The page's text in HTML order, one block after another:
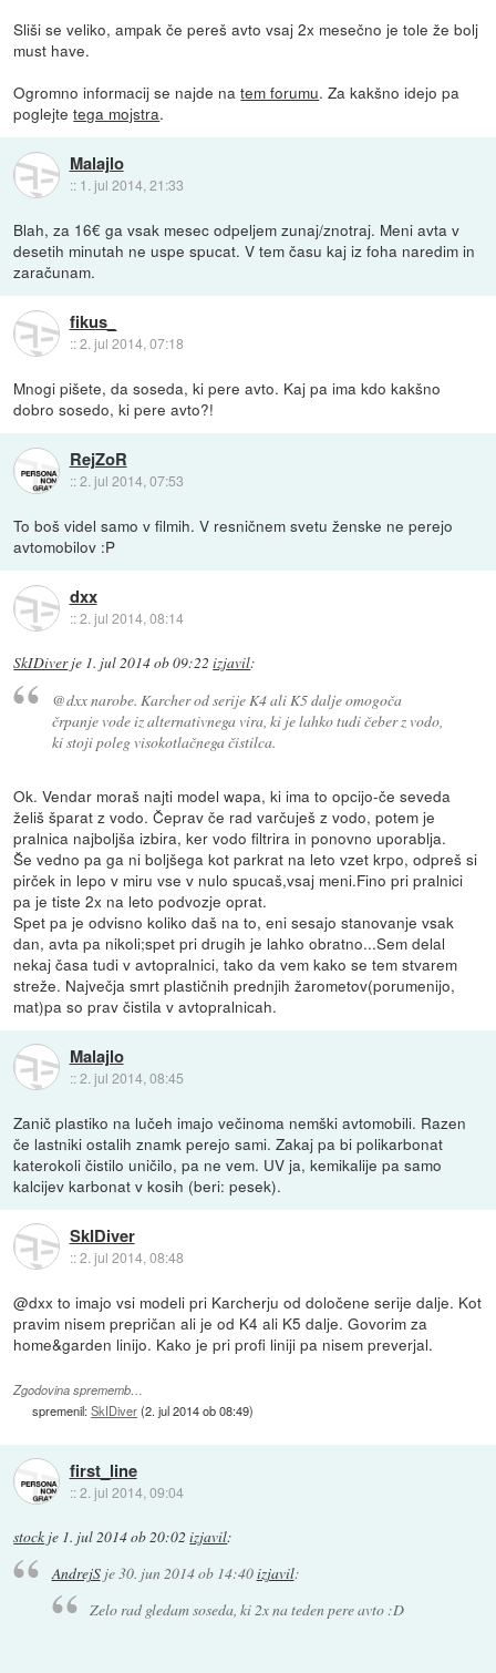
Sliši se veliko, ampak če pereš avto vsaj 2x mesečno je tole že bolj
must have.
Ogromno informacij se najde natem forumu. Za kakšno idejo pa
poglejtetega mojstra.
Malajlo
:: 1. jul 2014, 21:33
Blah, za 16€ ga vsak mesec odpeljem zunaj/znotraj. Meni avta v
desetih minutah ne uspe spucat. V tem času kaj iz foha naredim in
zaračunam.
fikus_
::2. jul 2014, 07:18
Mnogi pišete, da soseda, ki pere avto. Kaj pa ima kdo kakšno
dobro sosedo, ki pere avto?!
RejZoR
::2. jul 2014, 07:53
To boš videl samo v filmih. V resničnem svetu ženske ne perejo
avtomobilov :P
dxx
::2. jul 2014, 08:14
SkIDiverje 1. jul 2014 ob 09:22 izjavil:
@dxx narobe. Karcher od serije K4 ali K5 dalje omogoča
črpanje vode iz alternativnega vira, ki je lahko tudi čeber z vodo,
ki stoji poleg visokotlačnega čistilca.
Ok. Vendar moraš najti model wapa, ki ima to opcijo-če seveda
želiš šparat z vodo. Čeprav če rad varčuješ z vodo, potem je
pralnica najboljša izbira, ker vodo filtrira in ponovno uporablja.
Še vedno pa ga ni boljšega kot parkrat na leto vzet krpo, odpreš si
pirček in lepo v miru vse v nulo spucaš,vsaj meni.Fino pri pralnici
pa je tiste 2x na leto podvozje oprat.
Spet pa je odvisno koliko daš na to, eni sesajo stanovanje vsak
dan, avta pa nikoli;spet pri drugih je lahko obratno...Sem delal
nekaj časa tudi v avtopralnici, tako da vem kako se tem stvarem
streže. Največja smrt plastičnih prednjih žarometov(porumenijo,
mat)pa so prav čistila v avtopralnicah.
Malajlo
::2. jul 2014, 08:45
Zanič plastiko na lučeh imajo večinoma nemški avtomobili. Razen
če lastniki ostalih znamk perejo sami. Zakaj pa bi polikarbonat
katerokoli čistilo uničilo, pa ne vem. UV ja, kemikalije pa samo
kalcijev karbonat v kosih (beri: pesek).
SkIDiver
::2. jul 2014, 08:48
@dxx to imajo vsi modeli pri Karcherju od določene serije dalje. Kot
pravim nisem prepričan ali je od K4 ali K5 dalje. Govorim za
home&garden linijo. Kako je pri profi liniji pa nisem preverjal.
Zgodovina sprememb…
spremenil:SkIDiver(2. jul 2014 ob 08:49)
first_line
::2. jul 2014, 09:04
stock je 1. jul 2014 ob 20:02 izjavil:
AndrejSje30. jun 2014 ob 14:40izjavil:
Zelo rad gledam soseda, ki 2x na teden pere avto :D